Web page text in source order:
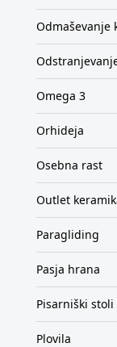
Odmaševanje
Omega 3
Orhideja
Osebna rast
Outlet
Paragliding
Pasja hrana
Pisarniški stoli
Plovila